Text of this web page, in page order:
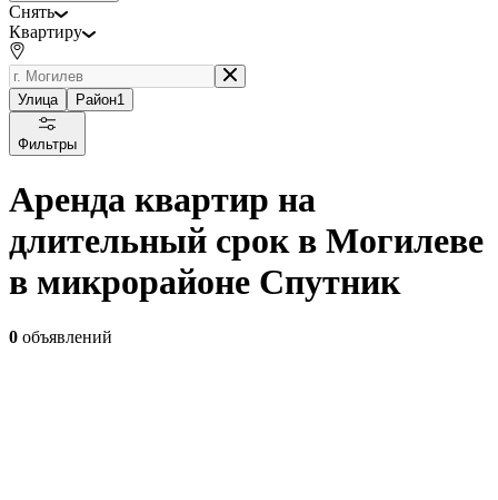
Снять
Квартиру
Улица Район1
Фильтры
Аренда квартир на
длительный срок в Могилеве
в микрорайоне Спутник
0 объявлений